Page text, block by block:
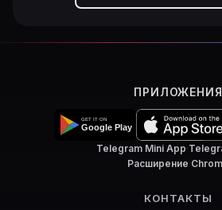
ПРИЛОЖЕНИЯ
Telegram Mini App·
Расширение
КОНТАКТЫ